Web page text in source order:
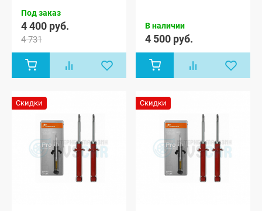
Под заказ
4 400 руб.
4 731
В наличии
4 500 руб.
Скидки Скидки